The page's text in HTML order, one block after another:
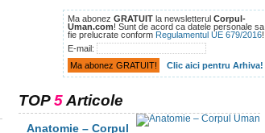
Ma abonez GRATUIT la newsletterul Corpul-
Uman.com! Sunt de acord ca datele personale sa
fie prelucrate conform Regulamentul UE 679/2016!
E-mail:
Clic aici pentru Arhiva!
TOP5Articole
Anatomie – Corpul